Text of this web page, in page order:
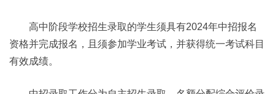
高中阶段学校招生录取的学生须具有2024年中招报名
资格并完成报名，且须参加学业考试，并获得统一考试科目
有效成绩。